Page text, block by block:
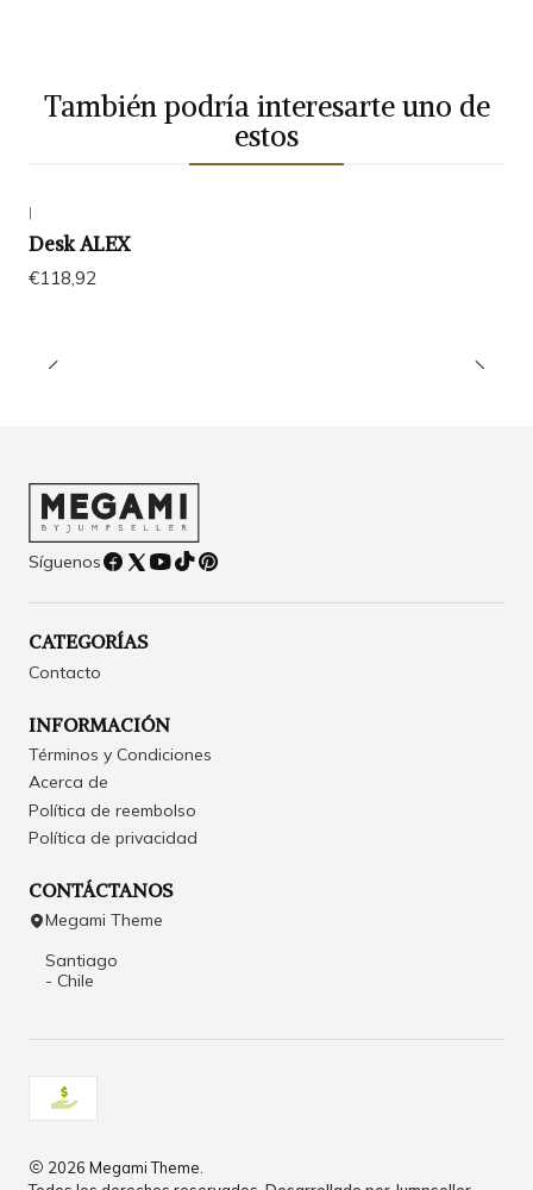
También podría interesarte uno de
estos
|
Desk ALEX
€118,92
Síguenos
CATEGORÍAS
Contacto
INFORMACIÓN
Términos y Condiciones
Acerca de
Política de reembolso
Política de privacidad
CONTÁCTANOS
Megami Theme
Santiago
- Chile
2026 Megami Theme.